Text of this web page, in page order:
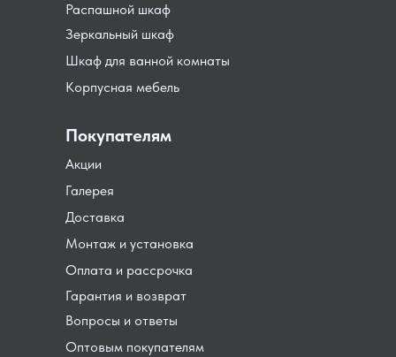
Гарантия и возврат
Монтаж и установка
Доставка
Оплата и рассрочка
Оптовым покупателям
Вопросы и ответы
Распашной шкаф
Шкаф для ванной комнаты
Зеркальный шкаф
Корпусная мебель
Акции
Галерея
Покупателям